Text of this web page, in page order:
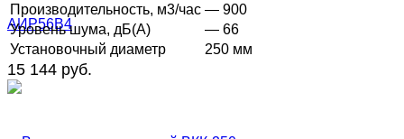
Производительность, м3/час — 900
Уровень шума, дБ(А)
— 66
Установочный диаметр
250 мм
15 144 руб.